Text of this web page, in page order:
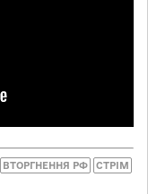
ВТОРГНЕННЯ РФ СТРІМ